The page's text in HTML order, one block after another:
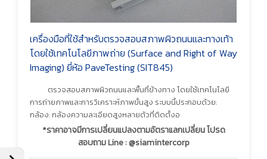
เครื่องมือที่ใช้สำหรับตรวจสอบสภาพผิวถนนและทางเท้า
โดยใช้เทคโนโลยีภาพถ่าย (Surface and Right of Way
Imaging) ยี่ห้อ PaveTesting (SIT845)
ตรวจสอบสภาพผิวถนนและพื้นที่ข้างทาง โดยใช้เทคโนโลยี
การถ่ายภาพและการวิเคราะห์ภาพขั้นสูง ระบบนี้ประกอบด้วย:
กล้อง: กล้องความละเอียดสูงหลายตัวที่ติดตั้งอ
*ราคาอาจมีการเปลี่ยนแปลงตามอัตราแลกเปลี่ยน โปรด
สอบถาม Line : @siamintercorp